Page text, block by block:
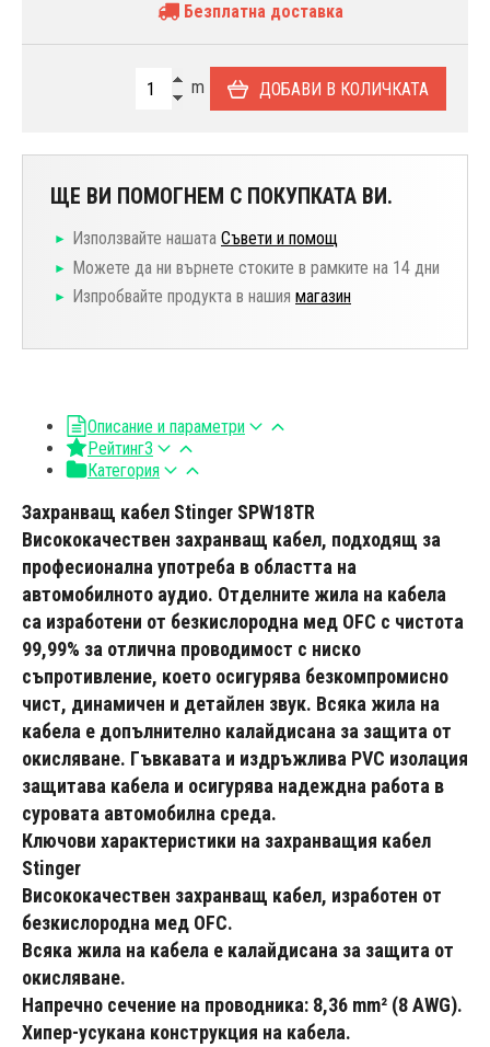
Безплатна доставка
m ДОБАВИ В КОЛИЧКАТА
ЩЕ ВИ ПОМОГНЕМ С ПОКУПКАТА ВИ.
Използвайте нашата Съвети и помощ
Можете да ни върнете стоките в рамките на 14 дни
Изпробвайте продукта в нашия магазин
Описание и параметри
Рейтинг3
Категория
Захранващ кабел Stinger SPW18TR
Висококачествен захранващ кабел, подходящ за
професионална употреба в областта на
автомобилното аудио. Отделните жила на кабела
са изработени от безкислородна мед OFC с чистота
99,99% за отлична проводимост с ниско
съпротивление, което осигурява безкомпромисно
чист, динамичен и детайлен звук. Всяка жила на
кабела е допълнително калайдисана за защита от
окисляване. Гъвкавата и издръжлива PVC изолация
защитава кабела и осигурява надеждна работа в
суровата автомобилна среда.
Ключови характеристики на захранващия кабел
Stinger
Висококачествен захранващ кабел, изработен от
безкислородна мед OFC.
Всяка жила на кабела е калайдисана за защита от
окисляване.
Напречно сечение на проводника: 8,36 mm² (8 AWG).
Хипер-усукана конструкция на кабела.